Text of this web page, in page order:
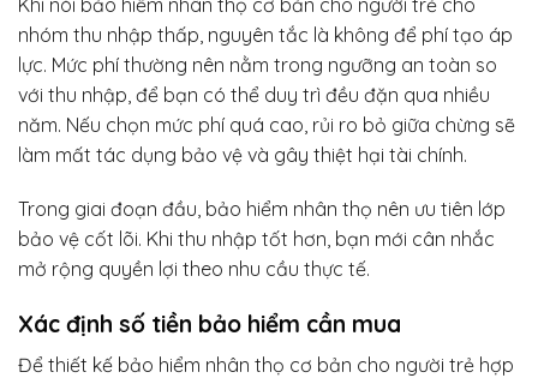
nhóm thu nhập thấp, nguyên tắc là không để phí tạo áp
lực. Mức phí thường nên nằm trong ngưỡng an toàn so
với thu nhập, để bạn có thể duy trì đều đặn qua nhiều
năm. Nếu chọn mức phí quá cao, rủi ro bỏ giữa chừng sẽ
làm mất tác dụng bảo vệ và gây thiệt hại tài chính.
Trong giai đoạn đầu, bảo hiểm nhân thọ nên ưu tiên lớp
bảo vệ cốt lõi. Khi thu nhập tốt hơn, bạn mới cân nhắc
mở rộng quyền lợi theo nhu cầu thực tế.
Xác định số tiền bảo hiểm cần mua
Để thiết kế bảo hiểm nhân thọ cơ bản cho người trẻ hợp